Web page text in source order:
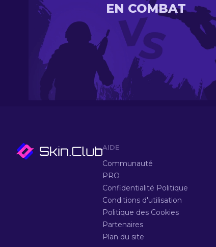
EN COMBAT
AIDE
Communauté
PRO
Confidentialité Politique
Conditions d'utilisation
Politique des Cookies
Partenaires
Plan du site